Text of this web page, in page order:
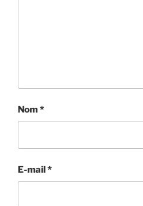
Nom*
E-mail*